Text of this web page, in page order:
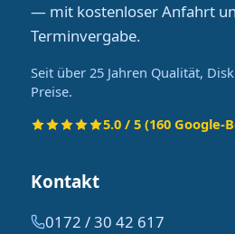
— mit kostenloser Anfahrt
Terminvergabe.
Seit über 25 Jahren Qualität,
Preise.
5.0 / 5 (160
Kontakt
0172 / 30 42 617